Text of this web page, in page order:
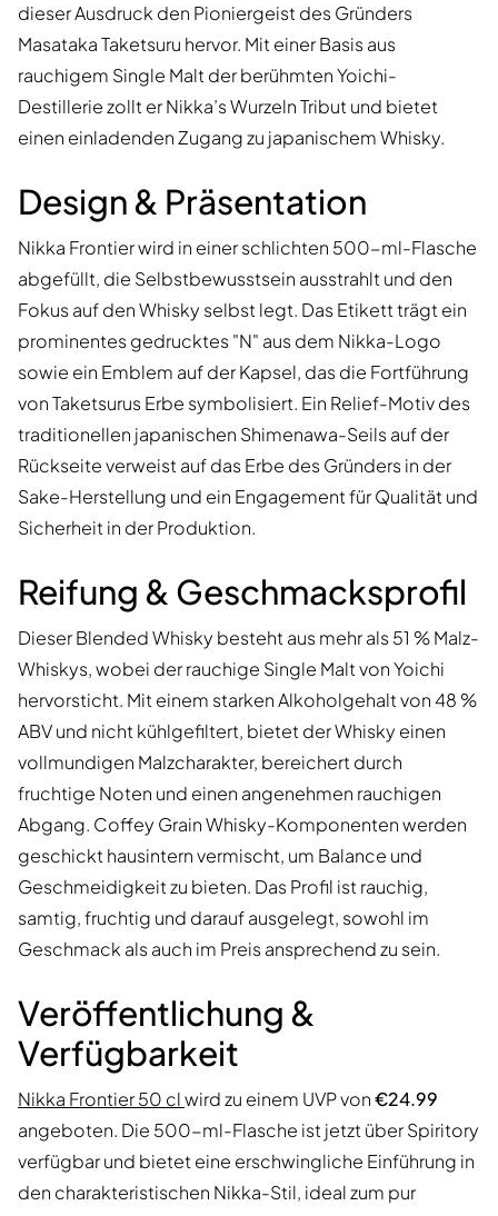
dieser Ausdruck den Pioniergeist des Gründers
Masataka Taketsuru hervor. Mit einer Basis aus
rauchigem Single Malt der berühmten Yoichi-
Destillerie zollt er Nikka’s Wurzeln Tribut und bietet
einen einladenden Zugang zu japanischem Whisky.
Design & Präsentation
Nikka Frontier wird in einer schlichten 500-ml-Flasche
abgefüllt, die Selbstbewusstsein ausstrahlt und den
Fokus auf den Whisky selbst legt. Das Etikett trägt ein
prominentes gedrucktes "N" aus dem Nikka-Logo
sowie ein Emblem auf der Kapsel, das die Fortführung
von Taketsurus Erbe symbolisiert. Ein Relief-Motiv des
traditionellen japanischen Shimenawa-Seils auf der
Rückseite verweist auf das Erbe des Gründers in der
Sake-Herstellung und ein Engagement für Qualität und
Sicherheit in der Produktion.
Reifung & Geschmacksprofil
Dieser Blended Whisky besteht aus mehr als 51 % Malz-
Whiskys, wobei der rauchige Single Malt von Yoichi
hervorsticht. Mit einem starken Alkoholgehalt von 48 %
ABV und nicht kühlgefiltert, bietet der Whisky einen
vollmundigen Malzcharakter, bereichert durch
fruchtige Noten und einen angenehmen rauchigen
Abgang. Coffey Grain Whisky-Komponenten werden
geschickt hausintern vermischt, um Balance und
Geschmeidigkeit zu bieten. Das Profil ist rauchig,
samtig, fruchtig und darauf ausgelegt, sowohl im
Geschmack als auch im Preis ansprechend zu sein.
Veröffentlichung &
Verfügbarkeit
Nikka Frontier 50 clwird zu einem UVP von€24.99
angeboten. Die 500-ml-Flasche ist jetzt über Spiritory
verfügbar und bietet eine erschwingliche Einführung in
den charakteristischen Nikka-Stil, ideal zum pur